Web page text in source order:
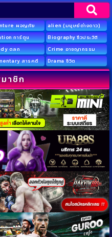
ผจญภัย
alien (มนุษย์ต่างดาว)
การ์ตูน
Biography ชีวประวัติ
ตลก
Crime อาชญากรรม
สารคดี Drama ชีวิต
าชิก